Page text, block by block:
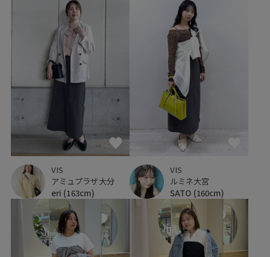
VIS
アミュプラザ大分
eri (163cm)
VIS
ルミネ大宮
SATO (160cm)